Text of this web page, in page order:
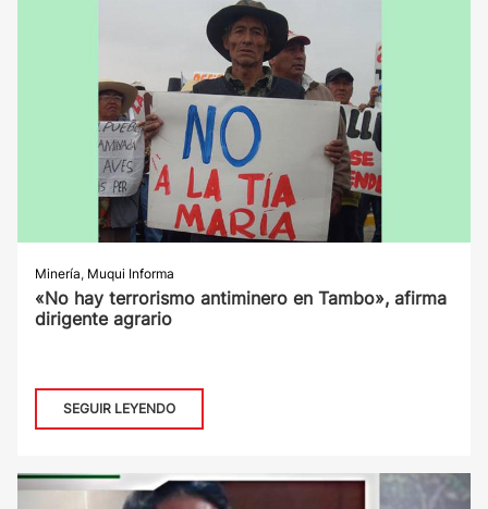
Minería, Muqui Informa
«No hay terrorismo antiminero en Tambo», afirma
dirigente agrario
SEGUIR LEYENDO